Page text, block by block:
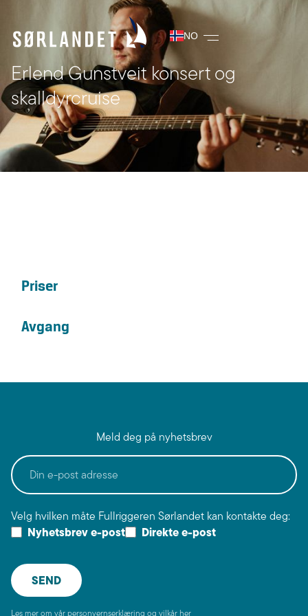
NO
Erlend Gunstveit konsert og
skalldyrcruise
Meld deg på nyhetsbrev
Velg hvilken måte Fullriggeren Sørlandet kan kontakte deg:
Nyhetsbrev e-post Direkte e-post
Les mer om vår personvernserklæring og vilkår her